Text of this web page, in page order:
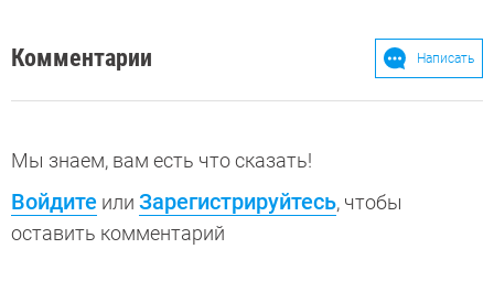
Комментарии Написать
Мы знаем, вам есть что сказать!
Войдите или Зарегистрируйтесь, чтобы
оставить комментарий